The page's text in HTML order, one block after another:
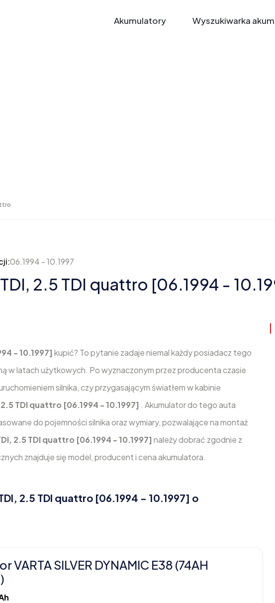
Akumulatory Wyszukiwarka
06.1994 - 10.1997
2.5 TDI quattro [06.1994 -
- 10.1997] kupić? To pytanie zadaje niemal każdy posiadacz tego
w latach użytkowych. Po wyznaczonym przez producenta czasie
silnika, czy przygasającym światłem w kabinie
TDI quattro [06.1994 - 10.1997] . Akumulator do tego auta
do pojemności silnika oraz wymiary, pozwalające na montaż
2.5 TDI quattro [06.1994 - 10.1997] należy dobrać zgodnie z
znajduje się model, producent i cena akumulatora.
2.5 TDI quattro [06.1994 - 10.1997] o
VARTA SILVER DYNAMIC E38 (74AH